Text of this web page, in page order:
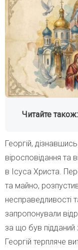
Читайте також:
Георгій,
віросповідання та
в Ісуса Христа.
та майно,
несправедливості
запропонували
за що був підданий
Георгій терпляче